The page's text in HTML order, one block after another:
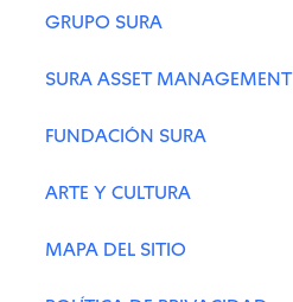
GRUPO SURA
SURA ASSET MANAGEMENT
FUNDACIÓN SURA
ARTE Y CULTURA
MAPA DEL SITIO